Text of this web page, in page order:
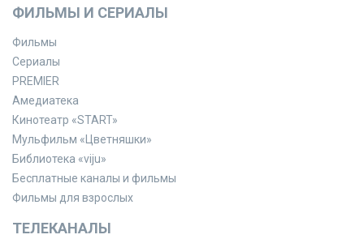
ФИЛЬМЫ И СЕРИАЛЫ
Фильмы
Сериалы
PREMIER
Амедиатека
Кинотеатр «START»
Мульфильм «Цветняшки»
Библиотека «viju»
Бесплатные каналы и фильмы
Фильмы для взрослых
ТЕЛЕКАНАЛЫ